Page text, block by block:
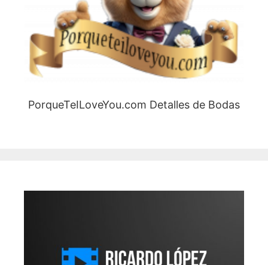
PorqueTeILoveYou.com Detalles de Bodas